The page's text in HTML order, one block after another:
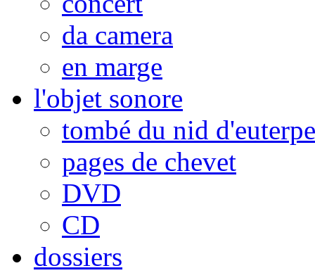
da camera
en marge
l'objet sonore
tombé du nid d'euterpe
pages de chevet
DVD
CD
dossiers